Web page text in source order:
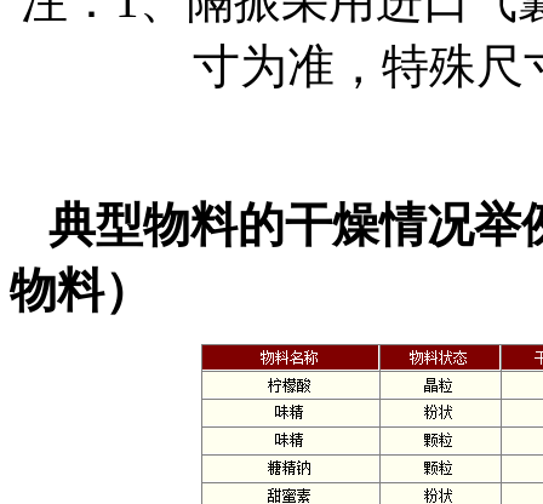
寸为准，特殊尺
典型物料的干燥情况举
物料）